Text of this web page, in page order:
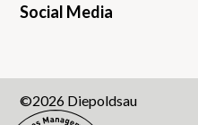
Social Media
©2026 Diepoldsau